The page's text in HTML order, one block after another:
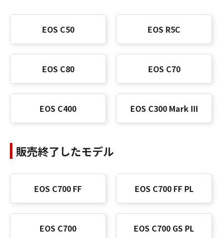
EOS C50 EOS R5C
EOS C80 EOS C70
EOS C400 EOS C300 Mark III
販売終了したモデル
EOS C700 FF EOS C700 FF PL
EOS C700 EOS C700 GS PL